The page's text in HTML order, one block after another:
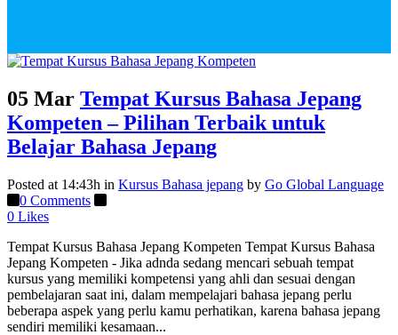
05 Mar Tempat Kursus Bahasa Jepang
Kompeten – Pilihan Terbaik untuk
Belajar Bahasa Jepang
Posted at 14:43h in Kursus Bahasa jepang by Go Global Language
0 Comments
0 Likes
Tempat Kursus Bahasa Jepang Kompeten Tempat Kursus Bahasa
Jepang Kompeten - Jika adnda sedang mencari sebuah tempat
kursus yang memiliki kompetensi yang ahli dan sesuai dengan
pembelajaran saat ini, dalam mempelajari bahasa jepang perlu
beberapa aspek yang perlu kamu perhatikan, karena bahasa jepang
sendiri memiliki kesamaan...